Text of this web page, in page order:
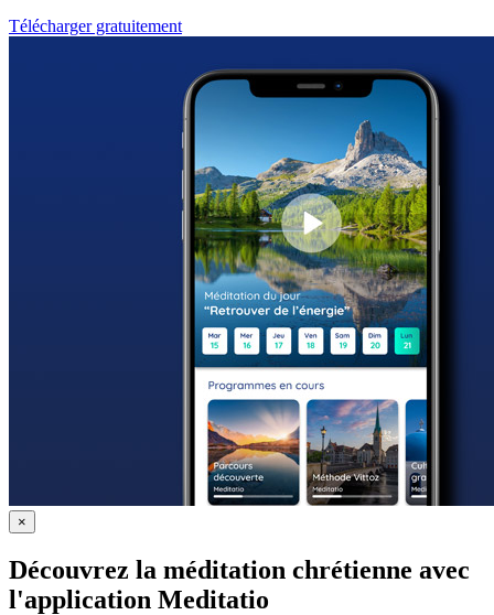
Télécharger gratuitement
×
Découvrez la méditation chrétienne avec
l'application Meditatio